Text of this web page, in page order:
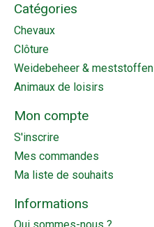
Catégories
Chevaux
Clôture
Weidebeheer & meststoffen
Animaux de loisirs
Mon compte
S'inscrire
Mes commandes
Ma liste de souhaits
Informations